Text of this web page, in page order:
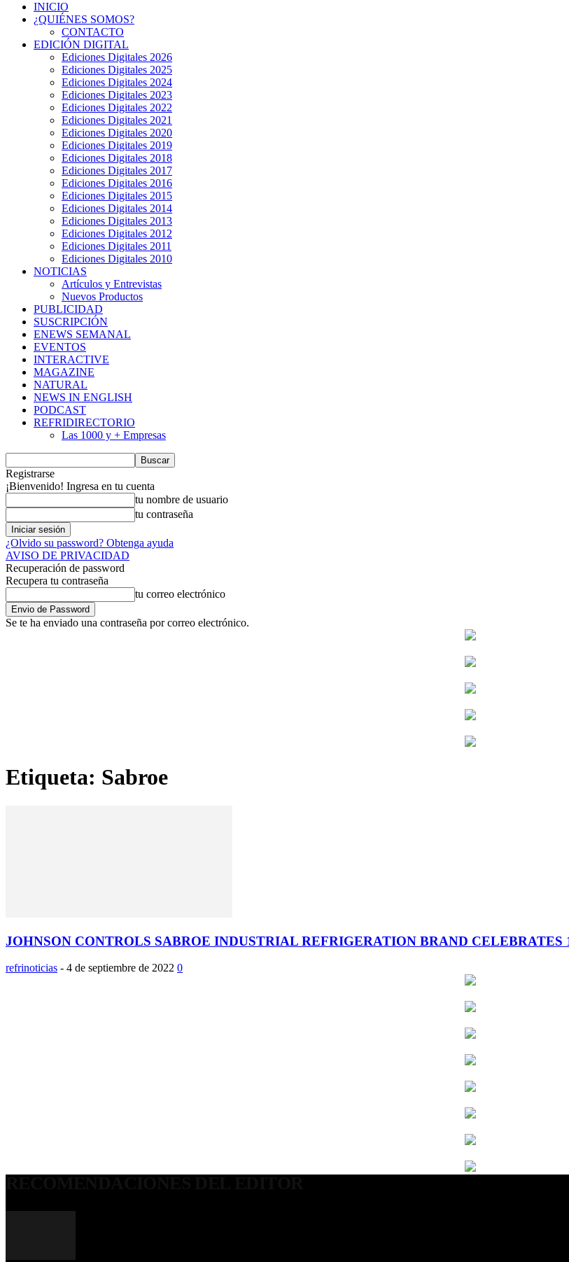
INICIO
¿QUIÉNES SOMOS?
CONTACTO
EDICIÓN DIGITAL
Ediciones Digitales 2026
Ediciones Digitales 2025
Ediciones Digitales 2024
Ediciones Digitales 2023
Ediciones Digitales 2022
Ediciones Digitales 2021
Ediciones Digitales 2020
Ediciones Digitales 2019
Ediciones Digitales 2018
Ediciones Digitales 2017
Ediciones Digitales 2016
Ediciones Digitales 2015
Ediciones Digitales 2014
Ediciones Digitales 2013
Ediciones Digitales 2012
Ediciones Digitales 2011
Ediciones Digitales 2010
NOTICIAS
Artículos y Entrevistas
Nuevos Productos
PUBLICIDAD
SUSCRIPCIÓN
ENEWS SEMANAL
EVENTOS
INTERACTIVE
MAGAZINE
NATURAL
NEWS IN ENGLISH
PODCAST
REFRIDIRECTORIO
Las 1000 y + Empresas
Registrarse
¡Bienvenido! Ingresa en tu cuenta
tu nombre de usuario
tu contraseña
¿Olvido su password? Obtenga ayuda
AVISO DE PRIVACIDAD
Recuperación de password
Recupera tu contraseña
tu correo electrónico
Se te ha enviado una contraseña por correo electrónico.
Etiqueta: Sabroe
JOHNSON CONTROLS SABROE INDUSTRIAL REFRIGERATION BRAND CELEBRATES
refrinoticias - 4 de septiembre de 2022 0